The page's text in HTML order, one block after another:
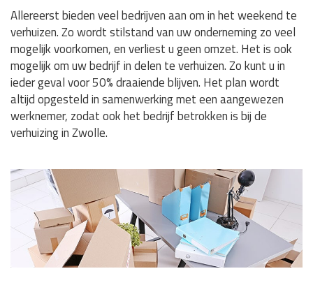
Allereerst bieden veel bedrijven aan om in het weekend te
verhuizen. Zo wordt stilstand van uw onderneming zo veel
mogelijk voorkomen, en verliest u geen omzet. Het is ook
mogelijk om uw bedrijf in delen te verhuizen. Zo kunt u in
ieder geval voor 50% draaiende blijven. Het plan wordt
altijd opgesteld in samenwerking met een aangewezen
werknemer, zodat ook het bedrijf betrokken is bij de
verhuizing in Zwolle.